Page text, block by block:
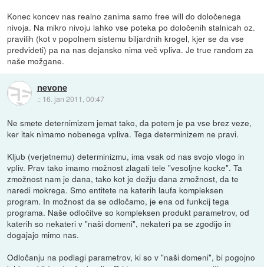
Konec koncev nas realno zanima samo free will do določenega
nivoja. Na mikro nivoju lahko vse poteka po določenih stalnicah oz.
pravilih (kot v popolnem sistemu biljardnih krogel, kjer se da vse
predvideti) pa na nas dejansko nima več vpliva. Je true random za
naše možgane.
nevone
:: 16. jan 2011, 00:47
Ne smete deternimizem jemat tako, da potem je pa vse brez veze,
ker itak nimamo nobenega vpliva. Tega determinizem ne pravi.
Kljub (verjetnemu) determinizmu, ima vsak od nas svojo vlogo in
vpliv. Prav tako imamo možnost zlagati tele "vesoljne kocke". Ta
zmožnost nam je dana, tako kot je dežju dana zmožnost, da te
naredi mokrega. Smo entitete na katerih laufa kompleksen
program. In možnost da se odločamo, je ena od funkcij tega
programa. Naše odločitve so kompleksen produkt parametrov, od
katerih so nekateri v "naši domeni", nekateri pa se zgodijo in
dogajajo mimo nas.
Odločanju na podlagi parametrov, ki so v "naši domeni", bi pogojno